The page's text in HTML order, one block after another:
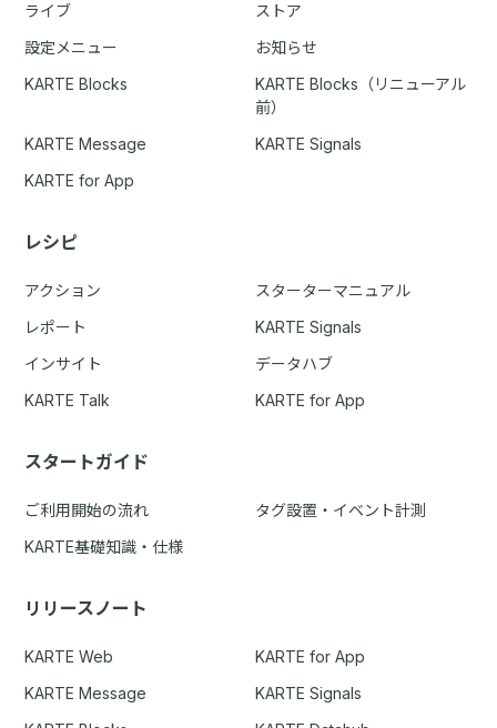
ライブ
ストア
設定メニュー
お知らせ
KARTE Blocks
KARTE Blocks（リニューアル
前）
KARTE Message
KARTE Signals
KARTE for App
レシピ
アクション
スターターマニュアル
レポート
KARTE Signals
インサイト
データハブ
KARTE Talk
KARTE for App
スタートガイド
ご利用開始の流れ
タグ設置・イベント計測
KARTE基礎知識・仕様
リリースノート
KARTE Web
KARTE for App
KARTE Message
KARTE Signals